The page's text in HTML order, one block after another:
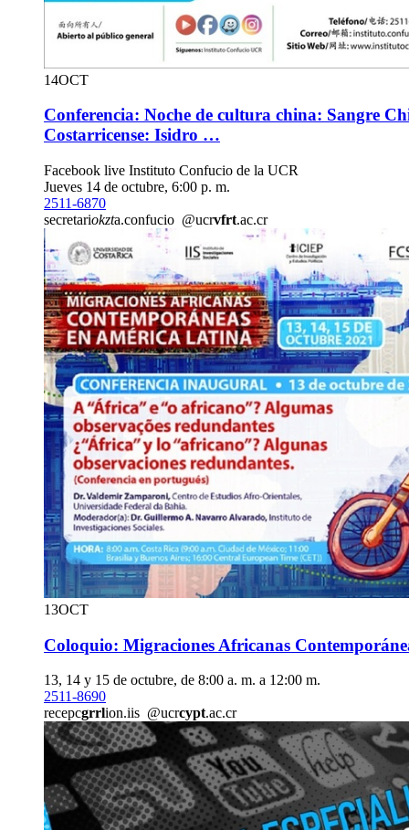
14OCT
Conferencia: Noche de cultura china: Sangre
Costarricense: Isidro …
Facebook live Instituto Confucio de la UCR
Jueves 14 de octubre, 6:00 p. m.
2511-6870
secretariokzta.confucio @ucrvfrt.ac.cr
13OCT
Coloquio: Migraciones Africanas
13, 14 y 15 de octubre, de 8:00 a. m. a 12:00 m.
2511-8690
recepcgrrlion.iis @ucrcypt.ac.cr